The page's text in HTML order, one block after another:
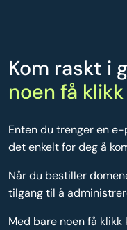
Kom raskt i
noen få klikk
Enten du trenger en
det enkelt for deg å
Når du bestiller
tilgang til å
Med bare noen få